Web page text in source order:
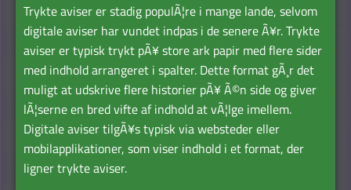
Trykte aviser er stadig populÃ¦re i mange lande, selvom
digitale aviser har vundet indpas i de senere Ã¥r. Trykte
aviser er typisk trykt pÃ¥ store ark papir med flere sider
med indhold arrangeret i spalter. Dette format gÃ¸r det
muligt at udskrive flere historier pÃ¥ Ã©n side og giver
lÃ¦serne en bred vifte af indhold at vÃ¦lge imellem.
Digitale aviser tilgÃ¥s typisk via websteder eller
mobilapplikationer, som viser indhold i et format, der
ligner trykte aviser.